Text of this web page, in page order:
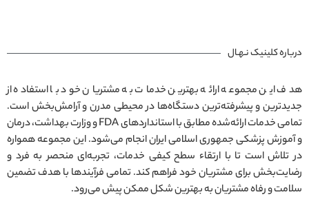
درباره کلینیک نـهـال
هدف این مجموعه ارائه بهترین خدمات به مشتریان خود با استفاده از
جدیدترین و پیشرفته‌ترین دستگاه‌ها در محیطی مدرن و آرامش‌بخش است.
تمامی خدمات ارائه‌شده مطابق با استانداردهای FDA و وزارت بهداشت، درمان
و آموزش پزشکی جمهوری اسلامی ایران انجام می‌شود. این مجموعه همواره
در تلاش است تا با ارتقاء سطح کیفی خدمات، تجربه‌ای منحصر به فرد و
رضایت‌بخش برای مشتریان خود فراهم کند. تمامی فرآیندها با هدف تضمین
سلامت و رفاه مشتریان به بهترین شکل ممکن پیش می‌رود.